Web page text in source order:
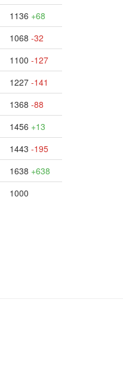
1136 +68
1068 -32
1100 -127
1227 -141
1368 -88
1456 +13
1443 -195
1638 +638
1000